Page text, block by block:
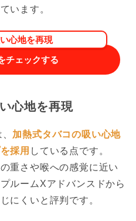
います。
心地を再現
チェックする
心地を再現
加熱式タバコの吸い心地
採用 している点です。
重さや喉への感覚に近い
ルームXアドバンスドから
にくいと評判です。